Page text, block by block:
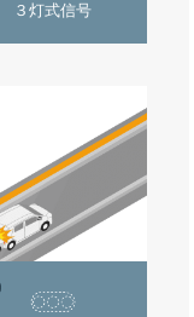
３灯式信号